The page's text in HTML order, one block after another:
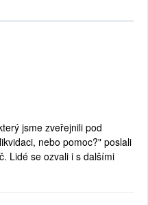
jsme zveřejnili pod
nebo pomoc?" poslali
Lidé se ozvali i s dalšími